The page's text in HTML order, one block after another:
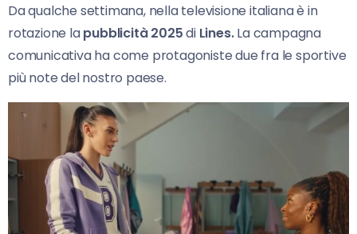
Da qualche settimana, nella televisione italiana è in
rotazione lapubblicità 2025di Lines.La campagna
comunicativa ha come protagoniste due fra le sportive
più note del nostro paese.